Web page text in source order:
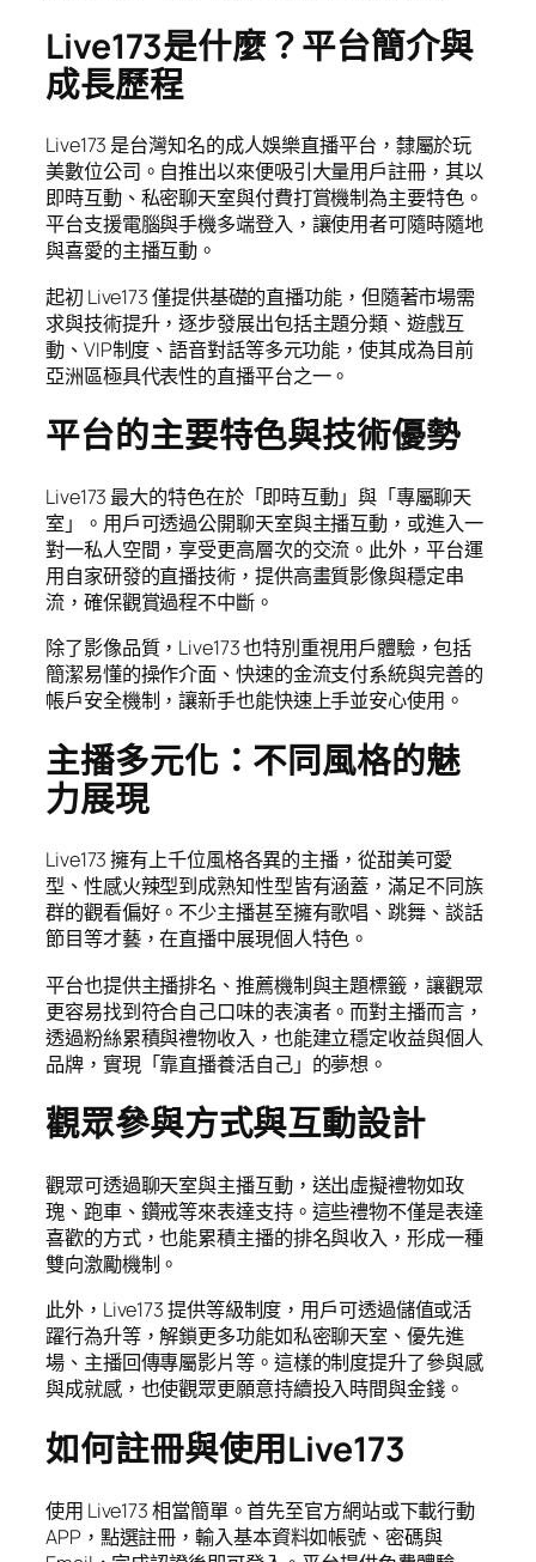
Live173是什麼？平台簡介與
成長歷程
Live173 是台灣知名的成人娛樂直播平台，隸屬於玩
美數位公司。自推出以來便吸引大量用戶註冊，其以
即時互動、私密聊天室與付費打賞機制為主要特色。
平台支援電腦與手機多端登入，讓使用者可隨時隨地
與喜愛的主播互動。
起初 Live173 僅提供基礎的直播功能，但隨著市場需
求與技術提升，逐步發展出包括主題分類、遊戲互
動、VIP制度、語音對話等多元功能，使其成為目前
亞洲區極具代表性的直播平台之一。
平台的主要特色與技術優勢
Live173 最大的特色在於「即時互動」與「專屬聊天
室」。用戶可透過公開聊天室與主播互動，或進入一
對一私人空間，享受更高層次的交流。此外，平台運
用自家研發的直播技術，提供高畫質影像與穩定串
流，確保觀賞過程不中斷。
除了影像品質，Live173 也特別重視用戶體驗，包括
簡潔易懂的操作介面、快速的金流支付系統與完善的
帳戶安全機制，讓新手也能快速上手並安心使用。
主播多元化：不同風格的魅
力展現
Live173 擁有上千位風格各異的主播，從甜美可愛
型、性感火辣型到成熟知性型皆有涵蓋，滿足不同族
群的觀看偏好。不少主播甚至擁有歌唱、跳舞、談話
節目等才藝，在直播中展現個人特色。
平台也提供主播排名、推薦機制與主題標籤，讓觀眾
更容易找到符合自己口味的表演者。而對主播而言，
透過粉絲累積與禮物收入，也能建立穩定收益與個人
品牌，實現「靠直播養活自己」的夢想。
觀眾參與方式與互動設計
觀眾可透過聊天室與主播互動，送出虛擬禮物如玫
瑰、跑車、鑽戒等來表達支持。這些禮物不僅是表達
喜歡的方式，也能累積主播的排名與收入，形成一種
雙向激勵機制。
此外，Live173 提供等級制度，用戶可透過儲值或活
躍行為升等，解鎖更多功能如私密聊天室、優先進
場、主播回傳專屬影片等。這樣的制度提升了參與感
與成就感，也使觀眾更願意持續投入時間與金錢。
如何註冊與使用Live173
使用 Live173 相當簡單。首先至官方網站或下載行動
APP，點選註冊，輸入基本資料如帳號、密碼與